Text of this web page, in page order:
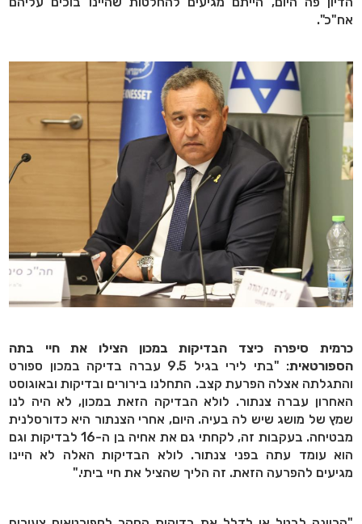
אח"כ".
כרמית סיפרה כיצד הבדיקות במכון הצילו את חיי בתה
הספורטאית
: "בתי לירי בגיל 9.5 עברה בדיקה במכון ספורט
והתגלתה אצלה הפרעת קצב. התחלנו בירורים ובדיקות ובאוגוסט
האחרון עברה צנתור. לולא הבדיקה הזאת במכון, לא היה לנו
שמץ של מושג שיש לה בעיה. היום, אחרי הצנתור היא כדורסלנית
מבטיחה. בעקבות זה, לקחתי גם את אחיה בן ה-16 לבדיקות וגם
הוא עומד עתה בפני צנתור. לולא הבדיקות האלה לא היינו
מגיעים להפרעה הזאת. זה הליך שהציל את חיי ביתי."